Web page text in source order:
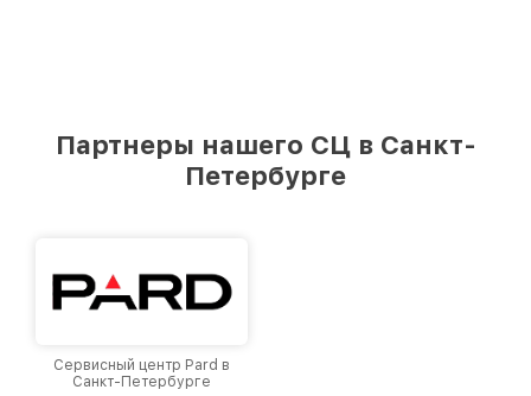
Партнеры нашего СЦ в Санкт-
Петербурге
Сервисный центр Pard в
Санкт-Петербурге